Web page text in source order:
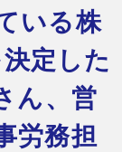
いる株
定した
ん、営
労務担